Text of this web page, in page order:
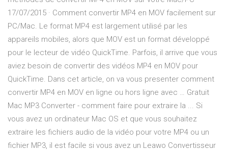
17/07/2015 · Comment convertir MP4 en MOV facilement sur
PC/Mac. Le format MP4 est largement utilisé par les
appareils mobiles, alors que MOV est un format développé
pour le lecteur de vidéo QuickTime. Parfois, il arrive que vous
aviez besoin de convertir des vidéos MP4 en MOV pour
QuickTime. Dans cet article, on va vous presenter comment
convertir MP4 en MOV en ligne ou hors ligne avec … Gratuit
Mac MP3 Converter - comment faire pour extraire la ... Si
vous avez un ordinateur Mac OS et que vous souhaitez
extraire les fichiers audio de la vidéo pour votre MP4 ou un
fichier MP3, il est facile si vous avez un Leawo Convertisseur